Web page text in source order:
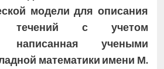
модели для описания
течений с учетом
написанная учеными
математики имени М.